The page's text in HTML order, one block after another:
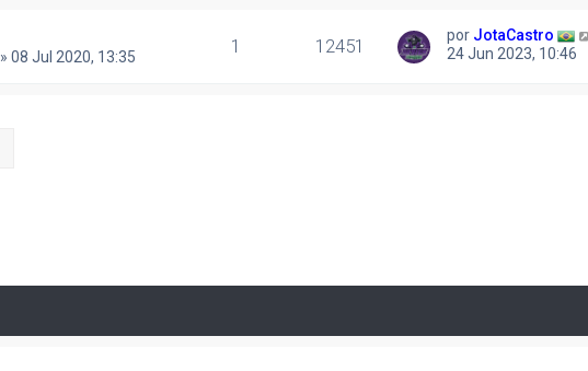
» 08 Jul 2020, 13:35 1 12451 por JotaCastro
24 Jun 2023, 10:46